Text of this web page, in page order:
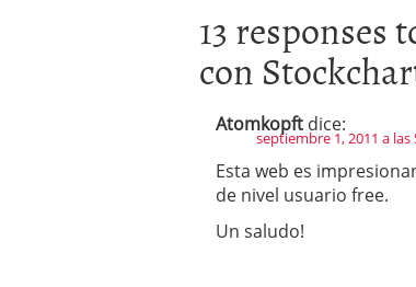
13 responses
con
Atomkopft dice:
septiembre 1, 2011 a las
Esta web es
de nivel usuario free.
Un saludo!